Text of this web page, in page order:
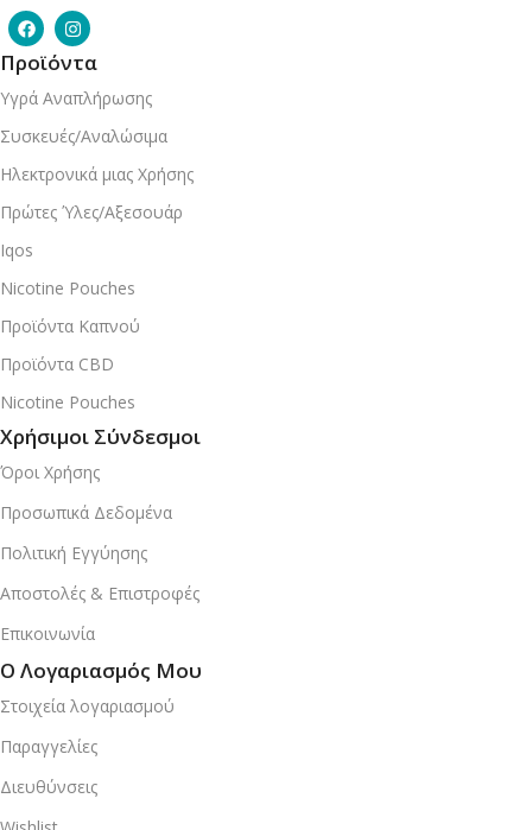
Προϊόντα
Υγρά Αναπλήρωσης
Συσκευές/Αναλώσιμα
Ηλεκτρονικά μιας Χρήσης
Πρώτες Ύλες/Αξεσουάρ
Iqos
Nicotine Pouches
Προϊόντα Καπνού
Προϊόντα CBD
Nicotine Pouches
Χρήσιμοι Σύνδεσμοι
Όροι Χρήσης
Προσωπικά Δεδομένα
Πολιτική Εγγύησης
Αποστολές & Επιστροφές
Επικοινωνία
Ο Λογαριασμός Μου
Στοιχεία λογαριασμού
Παραγγελίες
Διευθύνσεις